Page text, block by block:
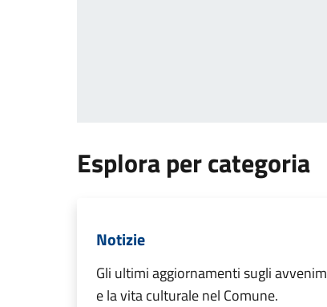
Esplora per categoria
Notizie
Gli ultimi aggiornamenti sugli
e la vita culturale nel Comune.